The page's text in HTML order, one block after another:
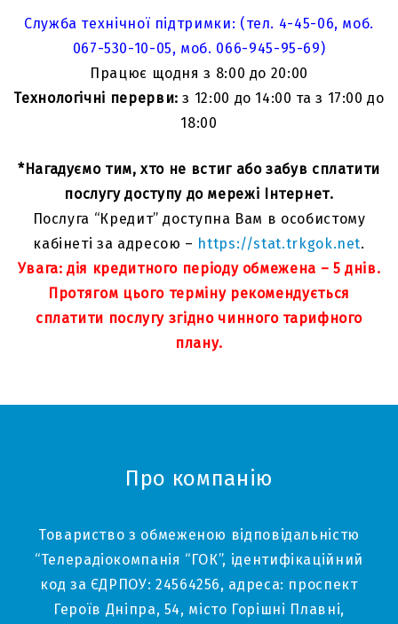
Служба технічної підтримки: (тел. 4-45-06, моб.
067-530-10-05, моб. 066-945-95-69)
Працює щодня з 8:00 до 20:00
Технологічні перерви: з 12:00 до 14:00 та з 17:00 до
18:00
*Нагадуємо тим, хто не встиг або забув сплатити
послугу доступу до мережі Інтернет.
Послуга “Кредит” доступна Вам в особистому
кабінеті за адресою – https://stat.trkgok.net.
Увага: дія кредитного періоду обмежена – 5 днів.
Протягом цього терміну рекомендується
сплатити послугу згідно чинного тарифного
плану.
Про компанію
Товариство з обмеженою відповідальністю
“Телерадіокомпанія “ГОК”, ідентифікаційний
код за ЄДРПОУ: 24564256, адреса: проспект
Героїв Дніпра, 54, місто Горішні Плавні,